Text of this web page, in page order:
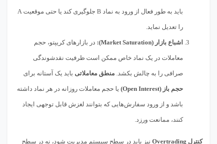
باید به طور فعال از ورود به نماد B جلوگیری کند یا حتی موقعیت A
را تعدیل نماید.
اشباع بازار (Market Saturation): در بازارهای کریپتو، حجم
معاملات در یک نماد خاص ممکن است ظرفیت نقدشوندگی
صرافی را به چالش بکشد. منطق معاملاتی باید یک آستانه برای
حجم باز (Open Interest) یا حجم معاملات روزانه در هر نماد داشته
باشد و از ورود سفارش‌هایی که بتوانند لغزش قابل توجهی ایجاد
کنند، ممانعت ورزد.
کنترل Overtrading نیز باید در سطح سیستم مدیریت شود، نه در سطح